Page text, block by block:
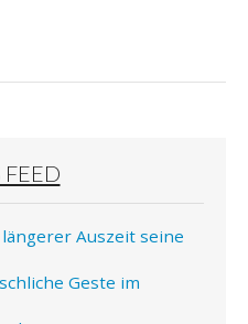
FEED
längerer Auszeit seine
Geste im